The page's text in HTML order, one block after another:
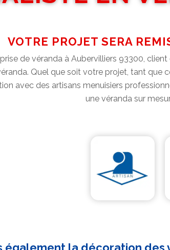
VOTRE PROJET SERA
de véranda à Aubervilliers 93300,
Quel que soit votre projet, tant que
avec des artisans menuisiers
une véranda sur